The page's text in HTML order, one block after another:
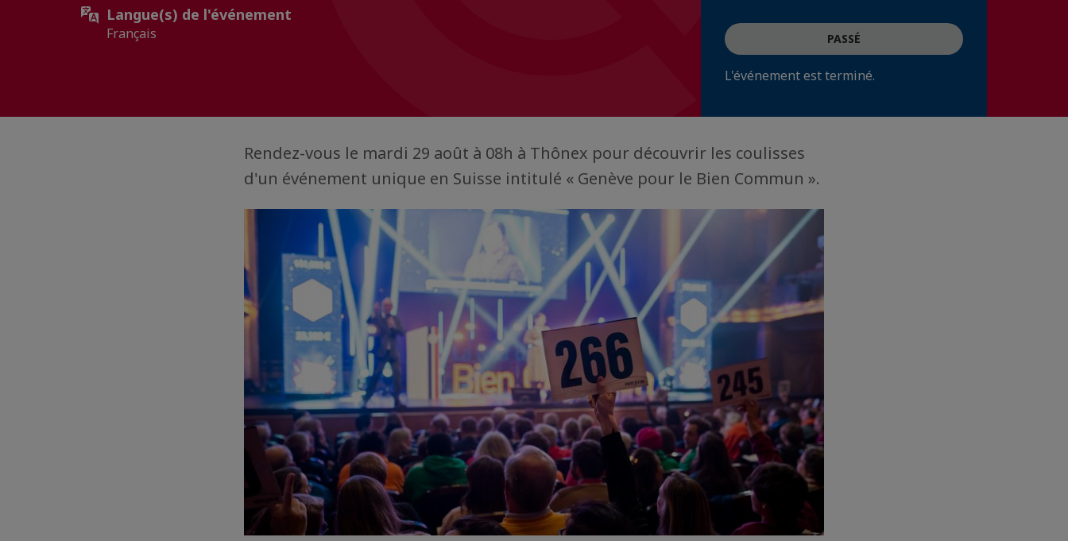
Langue(s) de l'événement
Français PASSÉ
L'événement est terminé.
Rendez-vous le mardi 29 août à 08h à Thônex pour découvrir les coulisses
d'un événement unique en Suisse intitulé « Genève pour le Bien Commun ».